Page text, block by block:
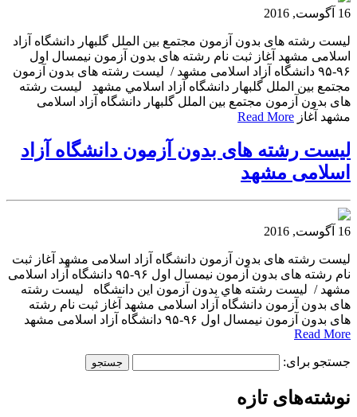
16 آگوست, 2016
ليست رشته هاى بدون آزمون مجتمع بين الملل گلبهار دانشگاه آزاد
اسلامى مشهد آغاز ثبت نام رشته های بدون آزمون نیمسال اول
۹۶-۹۵ دانشگاه آزاد اسلامی مشهد / ليست رشته هاى بدون آزمون
مجتمع بين الملل گلبهار دانشگاه آزاد اسلامي مشهد ليست رشته
هاى بدون آزمون مجتمع بين الملل گلبهار دانشگاه آزاد اسلامى
مشهد آغاز Read More
ليست رشته هاى بدون آزمون دانشگاه آزاد
اسلامى مشهد
16 آگوست, 2016
ليست رشته هاى بدون آزمون دانشگاه آزاد اسلامى مشهد آغاز ثبت
نام رشته های بدون آزمون نیمسال اول ۹۶-۹۵ دانشگاه آزاد اسلامی
مشهد / ليست رشته هاي بدون آزمون اين دانشگاه ليست رشته
هاى بدون آزمون دانشگاه آزاد اسلامى مشهد آغاز ثبت نام رشته
های بدون آزمون نیمسال اول ۹۶-۹۵ دانشگاه آزاد اسلامی مشهد
Read More
جستجو برای:
نوشته‌های تازه